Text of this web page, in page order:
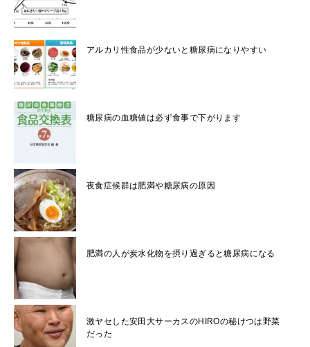
アルカリ性食品が少ないと糖尿病になりやすい
糖尿病の血糖値は必ず食事で下がります
夜食症候群は肥満や糖尿病の原因
肥満の人が炭水化物を摂り過ぎると糖尿病になる
激ヤセした安田大サーカスのHIROの秘けつは野菜
だった